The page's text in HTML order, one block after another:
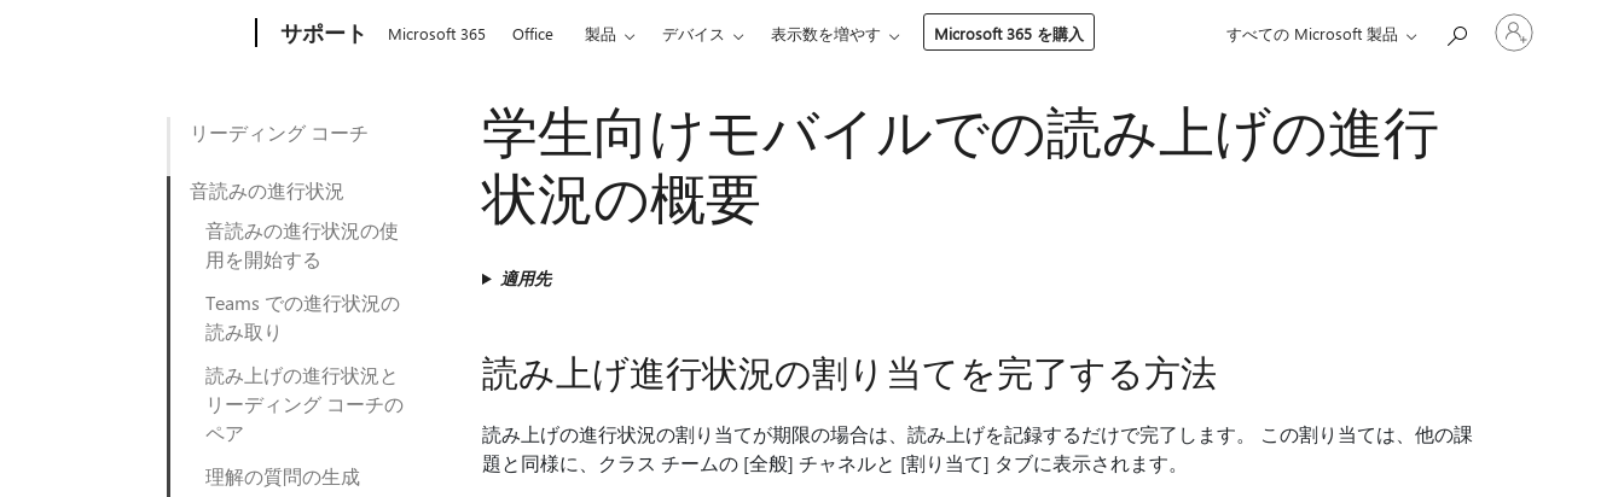
サポート Microsoft 365 Office 製品 デバイス 表示数を増やす Microsoft 365 を購入 すべての Microsoft 製品
カ
リーディング コーチ
音読みの進行状況
音読みの進行状況の使
用を開始する
Teams での進行状況の
読み取り
読み上げの進行状況と
リーディング コーチの
ペア
理解の質問の生成
学生向けモバイルでの読み上げの進行
状況の概要
適用先
読み上げ進行状況の割り当てを完了する方法
読み上げの進行状況の割り当てが期限の場合は、読み上げを記録するだけで完了します。 この割り当ては、他の課
題と同様に、クラス チームの [全般] チャネルと [割り当て] タブに表示されます。